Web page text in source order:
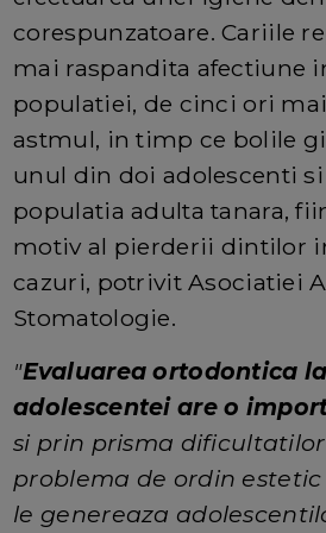
corespunzatoare. Cariile
mai raspandita afectiune
populatiei, de cinci ori
astmul, in timp ce bolile
unul din doi adolescenti si
populatia adulta tanara,
motiv al pierderii dintilor
cazuri, potrivit Asociatiei
Stomatologie.
"Evaluarea ortodontica
adolescentei are o
si prin prisma
problema de ordin
le genereaza